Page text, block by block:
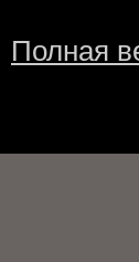
Полная